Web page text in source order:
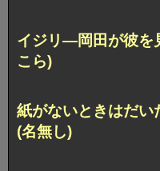
イジリ―岡田が彼
こら)
紙がないときはだ
(名無し)